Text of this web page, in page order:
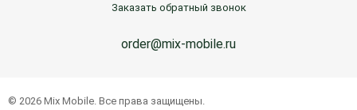
Заказать обратный звонок
order@mix-mobile.ru
© 2026 Mix Mobile. Все права защищены.